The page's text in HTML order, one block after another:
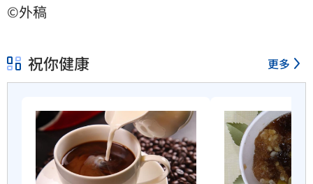
©外稿
祝你健康 更多